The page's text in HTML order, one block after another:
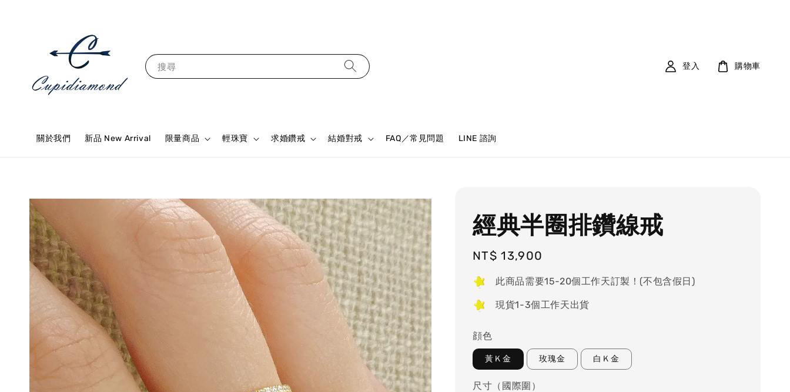
搜尋
關於我們 新品 New Arrival 限量商品 輕珠寶 求婚鑽戒 結婚對戒 FAQ／常見問題 LINE 諮詢
登入 購物車
經典半圈排鑽線戒
Regular
price
NT$ 13,900
此商品需要15-20個工作天訂製！(不包含假日)
現貨1-3個工作天出貨
顔色
黃Ｋ金 玫瑰金 白Ｋ金
尺寸（國際圍）